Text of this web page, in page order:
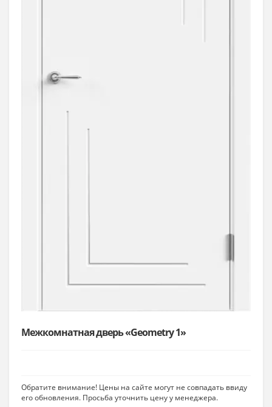
Межкомнатная дверь «Geometry 1»
Обратите внимание! Цены на сайте могут не совпадать ввиду
его обновления. Просьба уточнить цену у менеджера.